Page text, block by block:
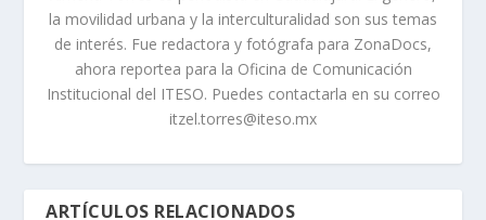
la movilidad urbana y la interculturalidad son sus temas
de interés. Fue redactora y fotógrafa para ZonaDocs,
ahora reportea para la Oficina de Comunicación
Institucional del ITESO. Puedes contactarla en su correo
itzel.torres@iteso.mx
ARTÍCULOS RELACIONADOS